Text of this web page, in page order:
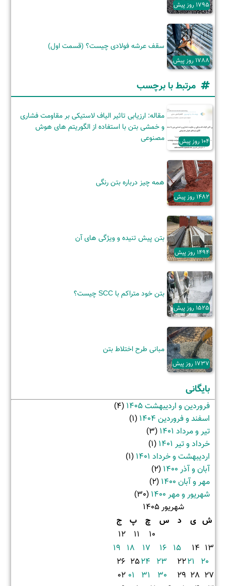
1795 روز پیش
1788 روز پیش
سقف عرشه فولادی چیست؟ (قسمت اول)
مرتبط با برچسب
104 روز پیش
مقاله: ارزیابی تاثیر الیاف لاستیکی بر مقاومت فشاری
و خمشی بتن با استفاده از الگوریتم های هوش
مصنوعی
1482 روز پیش
همه چیز درباره بتن رنگی
1494 روز پیش
بتن پیش تنیده و ویژگی‌ های آن
1525 روز پیش
بتن خود متراکم با SCC چیست؟
1737 روز پیش
مبانی طرح اختلاط بتن
بایگانی
فروردین و اردیبهشت 1405
(4)
اسفند و فروردین 1404
(1)
تیر و مرداد 1401
(3)
خرداد و تیر 1401
(1)
اردیبهشت و خرداد 1401
(1)
آبان و آذر 1400
(2)
مهر و آبان 1400
(2)
شهریور و مهر 1400
(30)
شهریور 1405
ش ی د س چ پ
ج
10
11
12
13
14
15
16
17
18
19
20
21
22
23
24
25
26
27
28
29
30
31
01
02